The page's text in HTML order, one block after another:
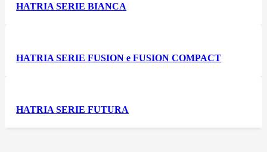
HATRIA SERIE BIANCA
HATRIA SERIE FUSION e FUSION COMPACT
HATRIA SERIE FUTURA